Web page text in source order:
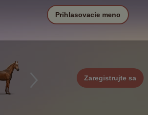
Zaregistrujte sa
Prihlasovacie meno